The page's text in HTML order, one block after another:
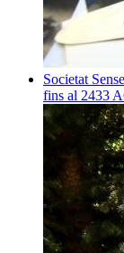
Societat
fins al 2433